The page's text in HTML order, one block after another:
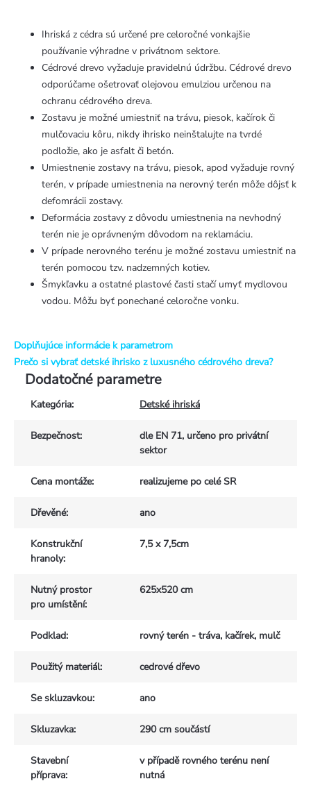
Ihriská z cédra sú určené pre celoročné vonkajšie
používanie výhradne v privátnom sektore.
Cédrové drevo vyžaduje pravidelnú údržbu. Cédrové drevo
odporúčame ošetrovať olejovou emulziou určenou na
ochranu cédrového dreva.
Zostavu je možné umiestniť na trávu, piesok, kačírok či
mulčovaciu kôru, nikdy ihrisko neinštalujte na tvrdé
podložie, ako je asfalt či betón.
Umiestnenie zostavy na trávu, piesok, apod vyžaduje rovný
terén, v prípade umiestnenia na nerovný terén môže dôjsť k
defomrácii zostavy.
Deformácia zostavy z dôvodu umiestnenia na nevhodný
terén nie je oprávneným dôvodom na reklamáciu.
V prípade nerovného terénu je možné zostavu umiestniť na
terén pomocou tzv. nadzemných kotiev.
Šmykľavku a ostatné plastové časti stačí umyť mydlovou
vodou. Môžu byť ponechané celoročne vonku.
Doplňujúce informácie k parametrom
Prečo si vybrať detské ihrisko z luxusného cédrového dreva?
Dodatočné parametre
Kategória: Detské ihriská
Bezpečnost:
dle EN 71, určeno pro privátní
sektor
Cena montáže: realizujeme po celé SR
Dřevěné: ano
Konstrukční
hranoly:
7,5 x 7,5cm
Nutný prostor
pro umístění:
625x520 cm
Podklad: rovný terén - tráva, kačírek, mulč
Použitý materiál: cedrové dřevo
Se skluzavkou: ano
Skluzavka: 290 cm součástí
Stavební
příprava:
v případě rovného terénu není
nutná